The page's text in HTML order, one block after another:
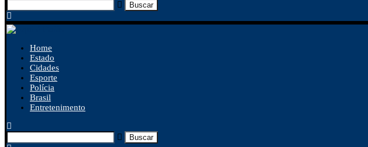
Buscar
Home
Estado
Cidades
Esporte
Polícia
Brasil
Entretenimento
Buscar